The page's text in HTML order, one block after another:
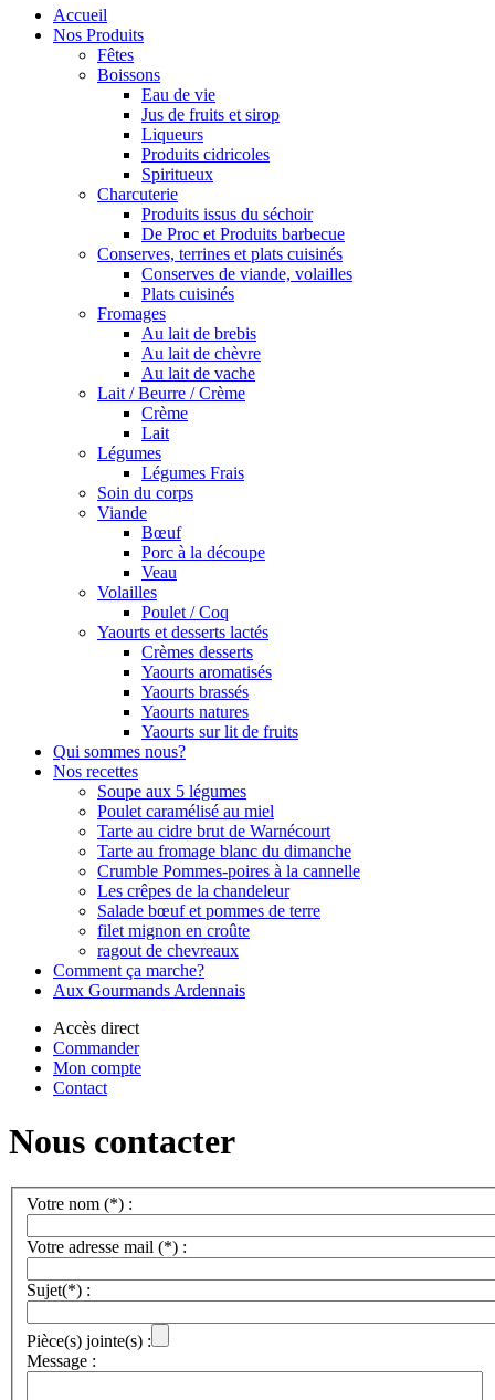
Accueil
Nos Produits
Fêtes
Boissons
Eau de vie
Jus de fruits et sirop
Liqueurs
Produits cidricoles
Spiritueux
Charcuterie
Produits issus du séchoir
De Proc et Produits barbecue
Conserves, terrines et plats cuisinés
Conserves de viande, volailles
Plats cuisinés
Fromages
Au lait de brebis
Au lait de chèvre
Au lait de vache
Lait / Beurre / Crème
Crème
Lait
Légumes
Légumes Frais
Soin du corps
Viande
Bœuf
Porc à la découpe
Veau
Volailles
Poulet / Coq
Yaourts et desserts lactés
Crèmes desserts
Yaourts aromatisés
Yaourts brassés
Yaourts natures
Yaourts sur lit de fruits
Qui sommes nous?
Nos recettes
Soupe aux 5 légumes
Poulet caramélisé au miel
Tarte au cidre brut de Warnécourt
Tarte au fromage blanc du dimanche
Crumble Pommes-poires à la cannelle
Les crêpes de la chandeleur
Salade bœuf et pommes de terre
filet mignon en croûte
ragout de chevreaux
Comment ça marche?
Aux Gourmands Ardennais
Accès direct
Commander
Mon compte
Contact
Nous contacter
Votre nom (*) :
Votre adresse mail (*) :
Sujet(*) :
Pièce(s) jointe(s) :
Message :